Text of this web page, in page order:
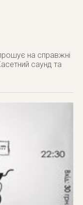
на справжні
саунд та